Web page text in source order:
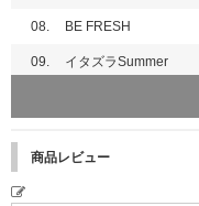
08. BE FRESH
09. イタズラSummer
12. Zero to One
商品レビュー